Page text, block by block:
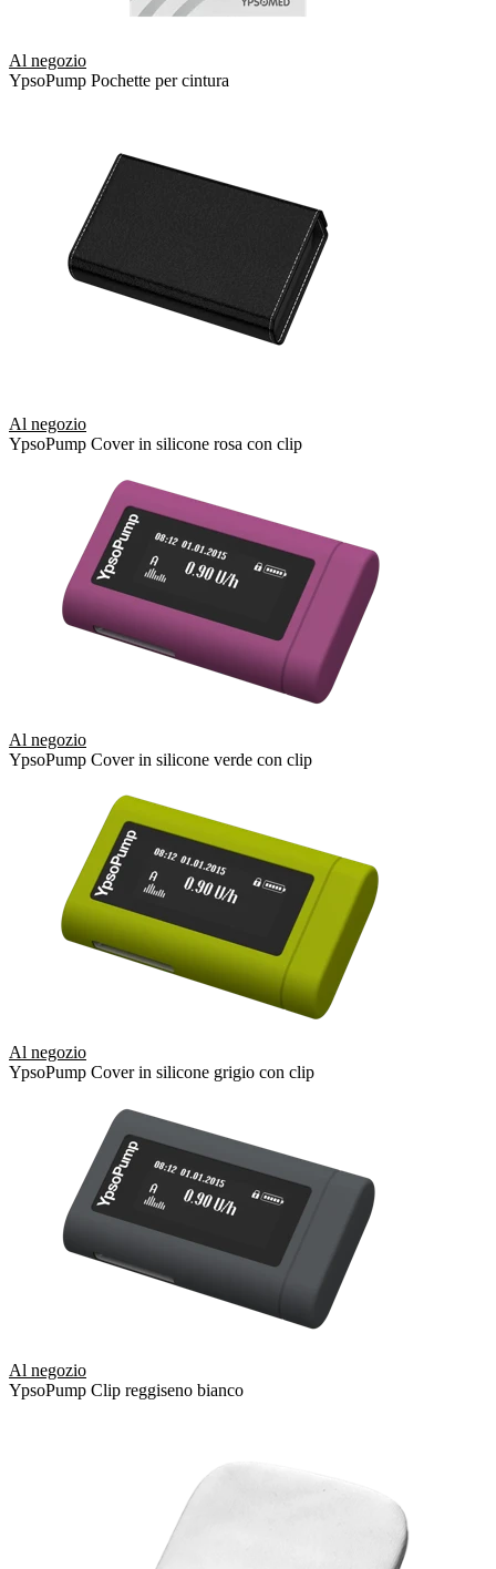
Al negozio
YpsoPump Pochette per cintura
Al negozio
YpsoPump Cover in silicone rosa con clip
Al negozio
YpsoPump Cover in silicone verde con clip
Al negozio
YpsoPump Cover in silicone grigio con clip
Al negozio
YpsoPump Clip reggiseno bianco